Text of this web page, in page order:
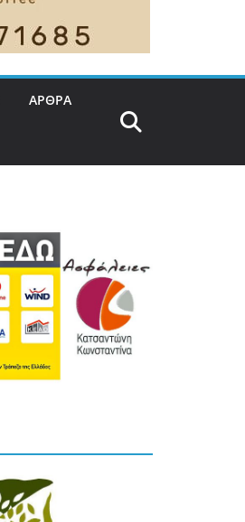
ΑΡΘΡΑ